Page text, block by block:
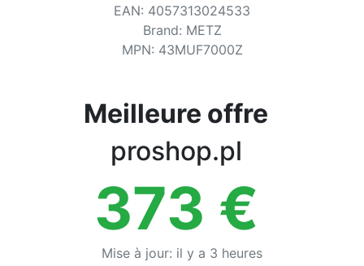
Conditions
EAN: 4057313024533
Brand: METZ
MPN: 43MUF7000Z
Meilleure offre
proshop.pl
373 €
Mise à jour: il y a 3 heures